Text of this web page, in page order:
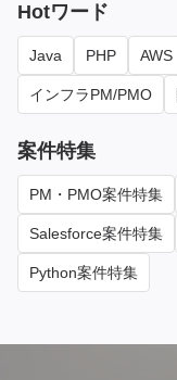
Hotワード
Java PHP AWS
インフラPM/PMO
案件特集
PM・PMO案件特集
Salesforce案件特集
Python案件特集